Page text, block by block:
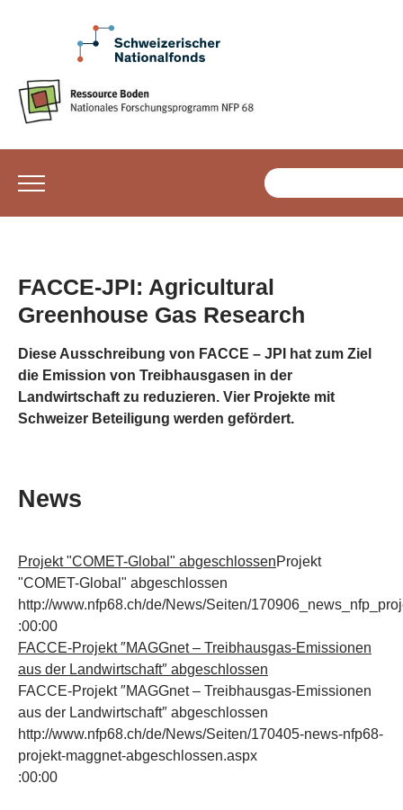
FACCE-JPI: Agricultural
Greenhouse Gas Research
Diese Ausschreibung von FACCE – JPI hat zum Ziel
die Emission von Treibhausgasen in der
Landwirtschaft zu reduzieren. Vier Projekte mit
Schweizer Beteiligung werden gefördert.
News
Projekt "COMET-Global" abgeschlossenProjekt
"COMET-Global" abgeschlossen
http://www.nfp68.ch/de/News/Seiten/
:00:00
FACCE-Projekt ″MAGGnet – Treibhausgas-Emissionen
aus der Landwirtschaft″ abgeschlossen
FACCE-Projekt ″MAGGnet – Treibhausgas-Emissionen
aus der Landwirtschaft″ abgeschlossen
http://www.nfp68.ch/de/News/Seiten/170405-news-nfp68-
projekt-maggnet-abgeschlossen.aspx
:00:00